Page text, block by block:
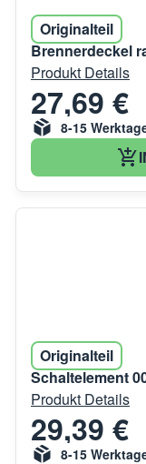
Originalteil
Brennerdeckel
Produkt Details
27,69 €
8-15
Originalteil
Schaltelement
Produkt Details
29,39 €
8-15